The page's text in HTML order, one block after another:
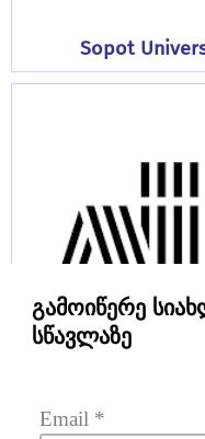
Sopot
გამოიწერე
სწავლაზე
Email *